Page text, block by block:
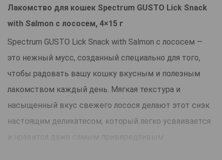
Лакомство для кошек Spectrum GUSTO Lick Snack
with Salmon с лососем, 4×15 г
Spectrum GUSTO Lick Snack with Salmon с лососем —
это нежный мусс, созданный специально для того,
чтобы радовать вашу кошку вкусным и полезным
лакомством каждый день. Мягкая текстура и
насыщенный вкус свежего лосося делают этот снэк
настоящим деликатесом, который легко усваивается